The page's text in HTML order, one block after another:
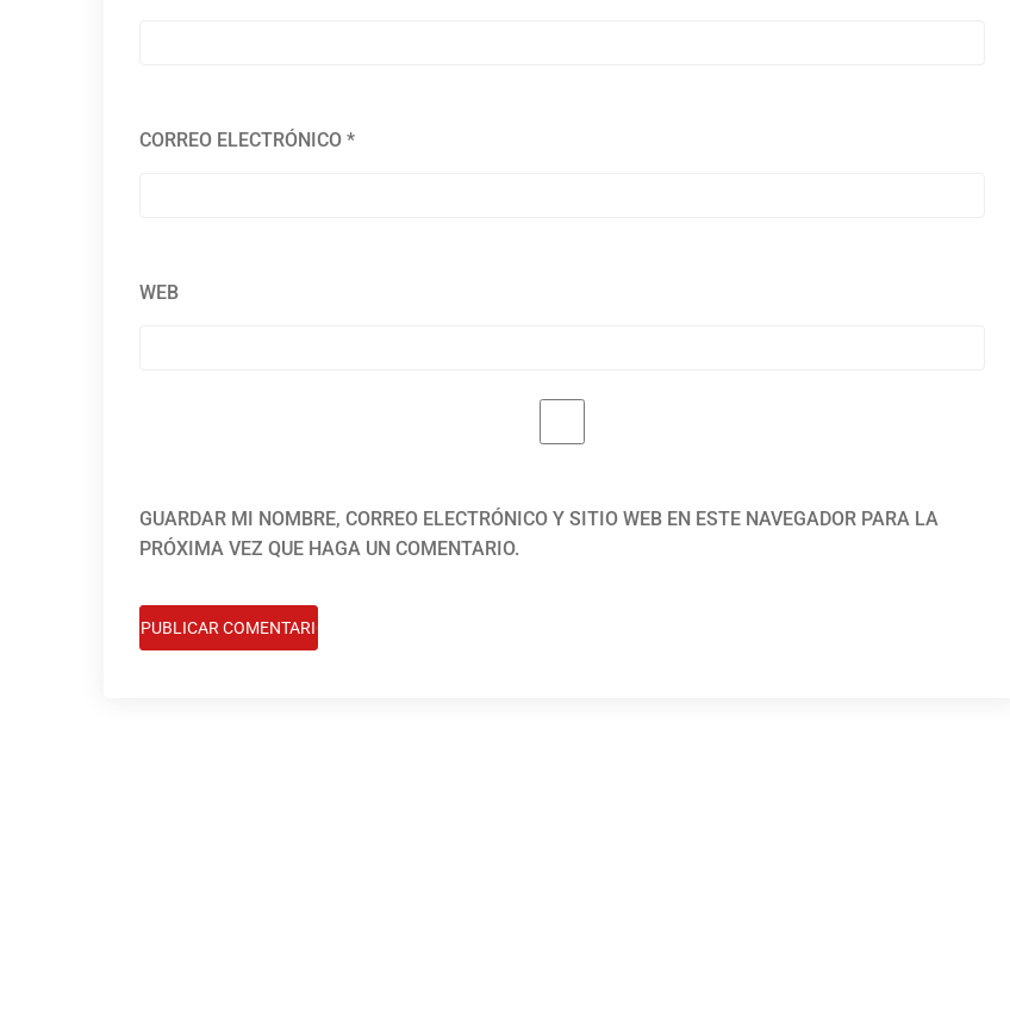
CORREO ELECTRÓNICO *
WEB
GUARDAR MI NOMBRE, CORREO ELECTRÓNICO Y SITIO WEB EN ESTE NAVEGADOR PARA LA
PRÓXIMA VEZ QUE HAGA UN COMENTARIO.